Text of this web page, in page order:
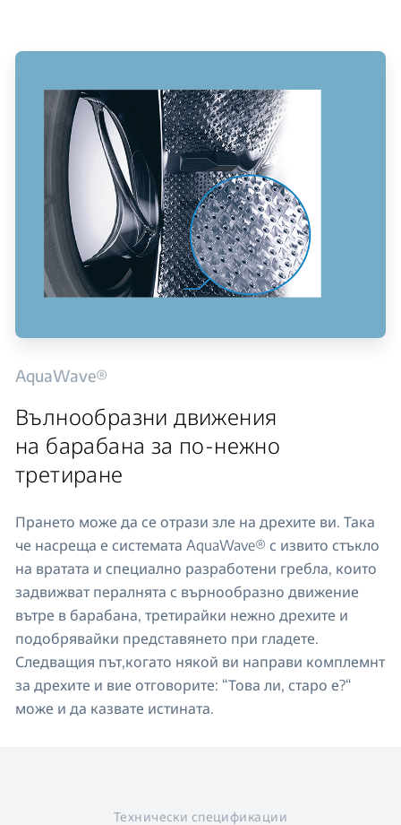
AquaWave®
Вълнообразни движения
на барабана за по-нежно
третиране
Прането може да се отрази зле на дрехите ви. Така
че насреща е системата AquaWave® с извито стъкло
на вратата и специално разработени гребла, които
задвижват пералнята с върнообразно движение
вътре в барабана, третирайки нежно дрехите и
подобрявайки представянето при гладете.
Следващия път,когато някой ви направи комплемнт
за дрехите и вие отговорите: “Това ли, старо е?“
може и да казвате истината.
Технически спецификации